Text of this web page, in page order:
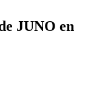
JUNO en